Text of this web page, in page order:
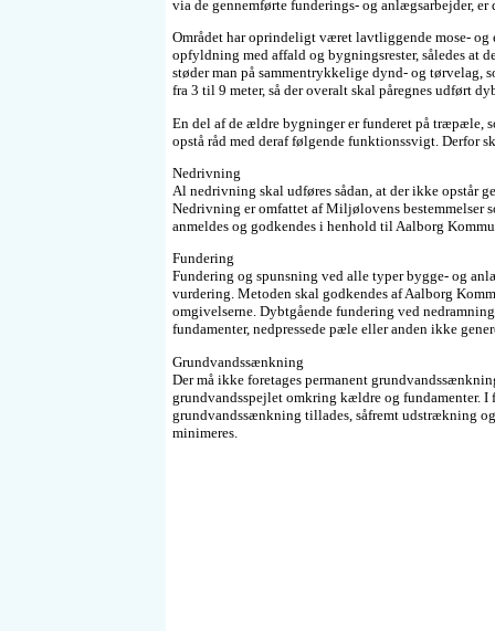
via de gennemførte funderings- og anlægsarbejder,
Området har oprindeligt været lavtliggende mose- og
opfyldning med affald og bygningsrester, således at
støder man på sammentrykkelige dynd- og tørvelag,
fra 3 til 9 meter, så der overalt skal påregnes udført
En del af de ældre bygninger er funderet på træpæle,
opstå råd med deraf følgende funktionssvigt. Derfor
Nedrivning
Al nedrivning skal udføres sådan, at der ikke opstår
Nedrivning er omfattet af Miljølovens
anmeldes og godkendes i henhold til Aalborg
Fundering
Fundering og spunsning ved alle typer bygge- og
vurdering. Metoden skal godkendes af Aalborg
omgivelserne. Dybtgående fundering ved
fundamenter, nedpressede pæle eller anden ikke
Grundvandssænkning
Der må ikke foretages permanent
grundvandsspejlet omkring kældre og fundamenter.
grundvandssænkning tillades, såfremt udstrækning
minimeres.